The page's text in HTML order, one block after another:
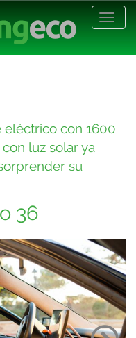
eléctrico con 1600
luz solar ya
su
36